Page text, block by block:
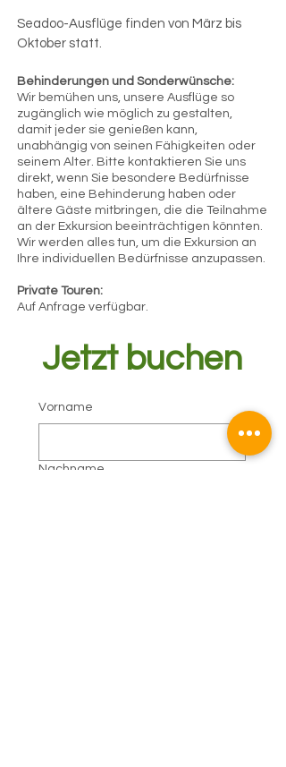
Seadoo-Ausflüge finden von März bis
Oktober statt.
Behinderungen und Sonderwünsche:
Wir bemühen uns, unsere Ausflüge so
zugänglich wie möglich zu gestalten,
damit jeder sie genießen kann,
unabhängig von seinen Fähigkeiten oder
seinem Alter. Bitte kontaktieren Sie uns
direkt, wenn Sie besondere Bedürfnisse
haben, eine Behinderung haben oder
ältere Gäste mitbringen, die die Teilnahme
an der Exkursion beeinträchtigen könnten.
Wir werden alles tun, um die Exkursion an
Ihre individuellen Bedürfnisse anzupassen.
Private Touren:
Auf Anfrage verfügbar.
Jetzt buchen
Vorname
Nachname